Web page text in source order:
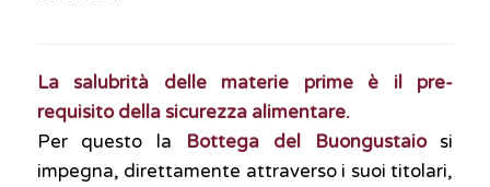
La salubrità delle materie prime è il pre-
requisito della sicurezza alimentare.
Per questo la Bottega del Buongustaiosi
impegna, direttamente attraverso i suoi titolari,